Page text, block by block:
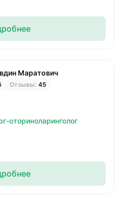
Маратович
Отзывы: 45
оториноларинголог